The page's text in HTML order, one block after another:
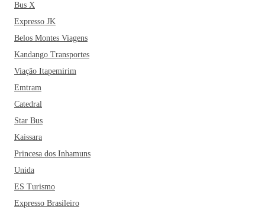
Bus X
Expresso JK
Belos Montes Viagens
Kandango Transportes
Viação Itapemirim
Emtram
Catedral
Star Bus
Kaissara
Princesa dos Inhamuns
Unida
ES Turismo
Expresso Brasileiro